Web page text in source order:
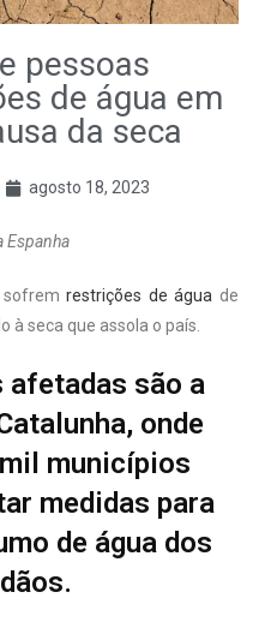
pessoas
de água em
da seca
agosto 18, 2023
Espanha
sofremrestrições de água de
à seca que assola o país.
afetadas são a
onde
municípios
medidas para
de água dos